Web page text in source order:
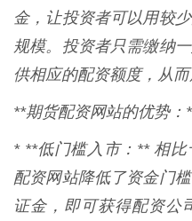
金，让投资者可以用较
规模。投资者只需缴纳
供相应的配资额度，从
**期货配资网站的优势：
* **低门槛入市：** 相
配资网站降低了资金门
证金，即可获得配资公